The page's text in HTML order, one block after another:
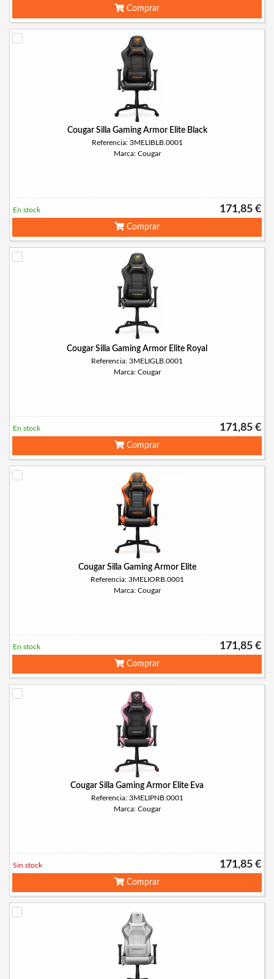
Comprar
Cougar Silla Gaming Armor Elite Black
Referencia: 3MELIBLB.0001
Marca: Cougar
171,85 €
En stock
Comprar
Cougar Silla Gaming Armor Elite Royal
Referencia: 3MELIGLB.0001
Marca: Cougar
171,85 €
En stock
Comprar
Cougar Silla Gaming Armor Elite
Referencia: 3MELIORB.0001
Marca: Cougar
171,85 €
En stock
Comprar
Cougar Silla Gaming Armor Elite Eva
Referencia: 3MELIPNB.0001
Marca: Cougar
171,85 €
Sin stock
Comprar